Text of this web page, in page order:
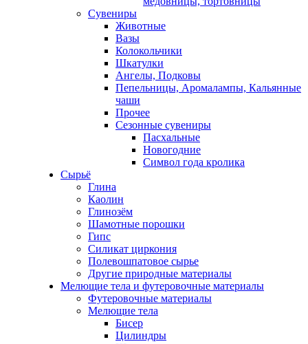
Сувениры
Животные
Вазы
Колокольчики
Шкатулки
Ангелы, Подковы
Пепельницы, Аромалампы, Кальянные
чаши
Прочее
Сезонные сувениры
Пасхальные
Новогодние
Символ года кролика
Сырьё
Глина
Каолин
Глинозём
Шамотные порошки
Гипс
Силикат циркония
Полевошпатовое сырье
Другие природные материалы
Мелющие тела и футеровочные материалы
Футеровочные материалы
Мелющие тела
Бисер
Цилиндры